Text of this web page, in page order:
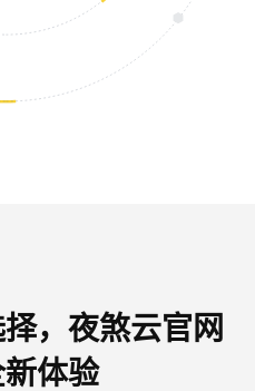
，夜煞云官网
体验